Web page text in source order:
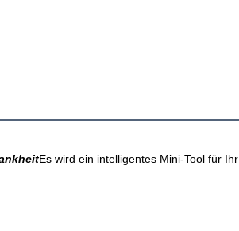
Es wird ein intelligentes Mini-Tool für Ihr